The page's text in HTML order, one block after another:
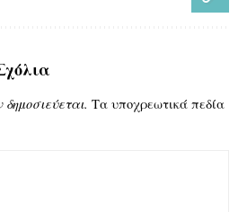
Τα υποχρεωτικά πεδία